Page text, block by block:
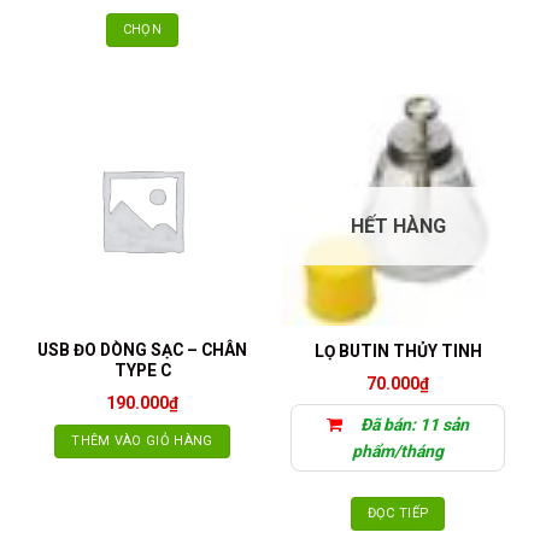
CHỌN
biến
thể.
Các
được
trên
trang
sản
USB ĐO DÒNG SẠC – CHÂN
TYPE C
190.000₫
THÊM VÀO GIỎ HÀNG
HẾT HÀNG
LỌ BUTIN THỦY TINH
70.000₫
Đã bán: 11 sản
phẩm/tháng
ĐỌC TIẾP